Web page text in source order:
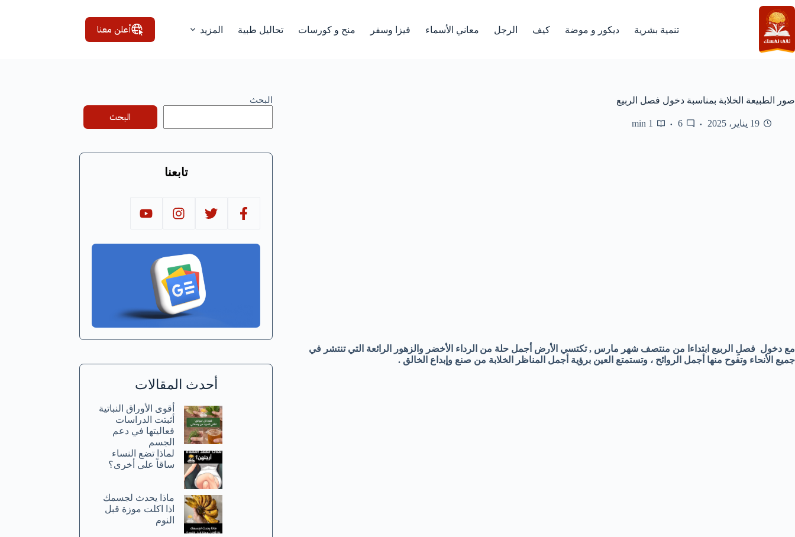
التجاوز
إلى
المحتوى
تنمية بشرية ديكور و موضة كيف الرجل معاني الأسماء فيزا وسفر منح و كورسات تحاليل طبية المزيد أعلن معنا
صور الطبيعة الخلابة بمناسبة دخول فصل الربيع
19 يناير، 2025 6
1 min
مع دخول فصلِ الربيع ابتداءا من منتصف شهر مارس , تكتسي الأرض أجمل حلة من الرداء الأخضر والزهور الرائعة التي تنتشر في
جميع الأنحاء وتفوح منها أجمل الروائح ، وتستمتع العين برؤية أجمل المناظر الخلابة من صنع وإبداع الخالق .
البحث
البحث
تابعنا
أحدث المقالات
أقوى الأوراق النباتية
أثبتت الدراسات
فعاليتها في دعم
الجسم
لماذا تضع النساء
ساقاً على أخرى؟
ماذا يحدث لجسمك
اذا اكلت موزة قبل
النوم